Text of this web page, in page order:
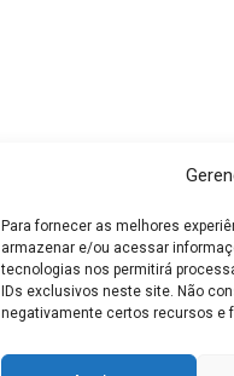
Para fornecer as melhores
armazenar e/ou acessar
tecnologias nos permitirá
IDs exclusivos neste site. Não
negativamente certos recursos e